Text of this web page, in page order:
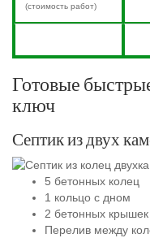
(стоимость работ)
Готовые
ключ
Септик из двух
5 бетонных колец
1 кольцо с дном
2 бетонных
Перелив между